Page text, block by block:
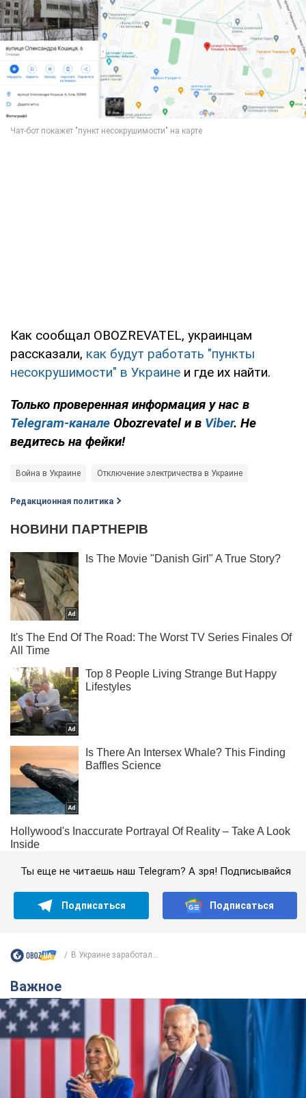
Как сообщал OBOZREVATEL, украинцам
рассказали, как будут работать "пункты
несокрушимости" в Украине и где их найти.
Только проверенная информация у нас в
Telegram-канале Obozrevatel и в Viber. Не
ведитесь на фейки!
Война в Украине Отключение электричества в Украине
Редакционная политика
Ты еще не читаешь наш Telegram? А зря! Подписывайся
Подписаться Подписаться
В Украине заработал...
Важное